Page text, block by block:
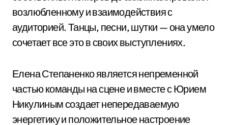
возлюбленному и взаимодействия с
аудиторией. Танцы, песни, шутки — она умело
сочетает все это в своих выступлениях.
Елена Степаненко является непременной
частью команды на сцене и вместе с Юрием
Никулиным создает непередаваемую
энергетику и положительное настроение